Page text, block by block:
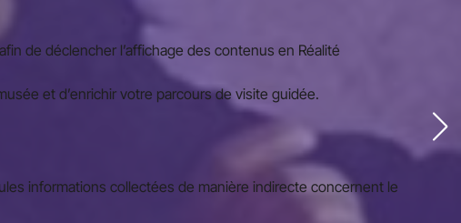
de déclencher l’affichage des contenus en Réalité
et d’enrichir votre parcours de visite guidée.
informations collectées de manière indirecte concernent le